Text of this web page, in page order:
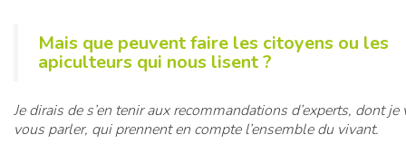
Mais que peuvent faire les citoyens ou les
apiculteurs qui nous lisent ?
Je dirais de s’en tenir aux recommandations d’experts, dont je
vous parler, qui prennent en compte l’ensemble du vivant.